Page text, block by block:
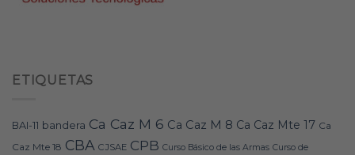
ETIQUETAS
BAI-11 bandera Ca Caz M 6 Ca Caz M 8 Ca Caz Mte 17 Ca
Caz Mte 18 CBA CJSAE CPB Curso Básico de las Armas Curso de